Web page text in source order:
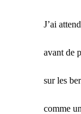
J’ai
avant de
sur les
comme